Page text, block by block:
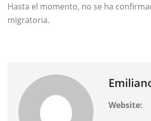
Hasta el momento, no se ha
migratoria.
Website: